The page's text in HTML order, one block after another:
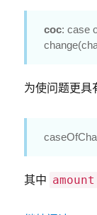
coc: case
为使问题更具
其中 amount